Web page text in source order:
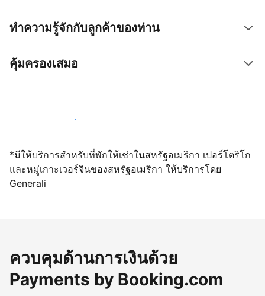
ทำความรู้จักกับลูกค้าของท่าน
คุ้มครองเสมอ
เปิดให้จองผ่านเราตั้งแต่วันนี้
*มีให้บริการสำหรับที่พักให้เช่าในสหรัฐอเมริกา เปอร์โตริโก
และหมู่เกาะเวอร์จินของสหรัฐอเมริกา ให้บริการโดย
Generali
ควบคุมด้านการเงินด้วย
Payments by Booking.com